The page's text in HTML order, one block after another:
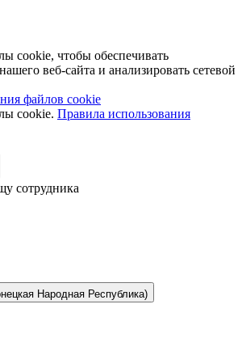
cookie, чтобы обеспечивать
веб-сайта и анализировать сетевой
файлов cookie
cookie. Правила использования
сотрудника
Народная Республика)